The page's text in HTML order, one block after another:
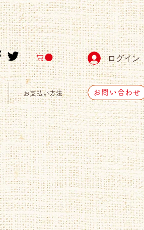
ログイン
お支払い方法 お問い合わせ